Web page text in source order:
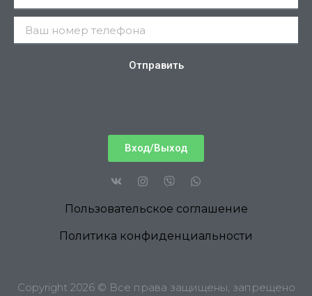
Отправить
Вход/Выход
Пользовательское соглашение
Политика конфиденциальности
Copyright 2026 © Все права защищены, запрещено